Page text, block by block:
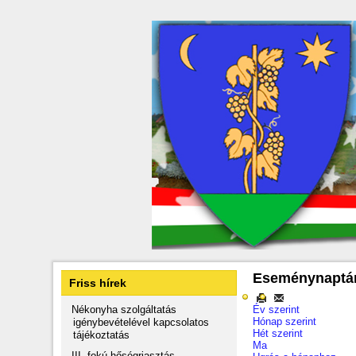
Friss hírek
Nékonyha szolgáltatás
igénybevételével kapcsolatos
tájékoztatás
Év szerint
Hónap szerint
Hét szerint
Ma